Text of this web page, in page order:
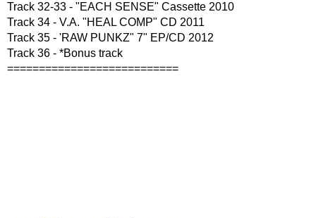
Track 32-33 - "EACH SENSE" Cassette 2010
Track 34 - V.A. "HEAL COMP" CD 2011
Track 35 - 'RAW PUNKZ" 7" EP/CD 2012
Track 36 - *Bonus track
===========================